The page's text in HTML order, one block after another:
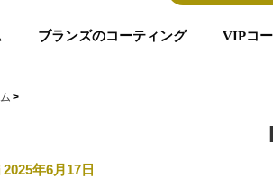
ブランズのコーティング VIPコ
2025年6月17日